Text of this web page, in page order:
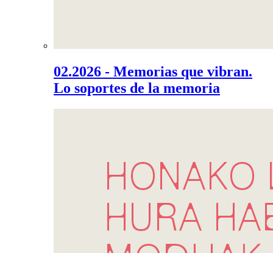
02.2026 - Memorias que vibran.
Lo soportes de la memoria